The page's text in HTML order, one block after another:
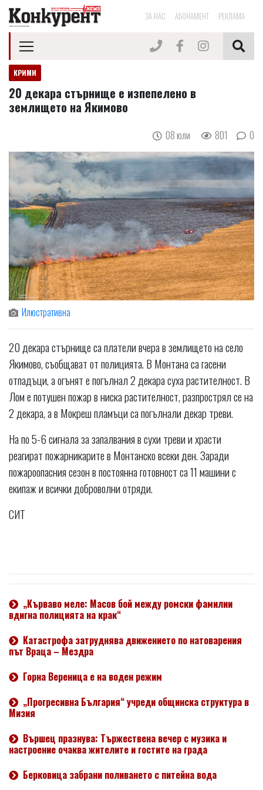
ЗА НАС АБОНАМЕНТ РЕКЛАМА
КРИМИ
20 декара стърнище е изпепелено в
землището на Якимово
08 юли 801 0
Илюстративна
20 декара стърнище са платели вчера в землището на село
Якимово, съобщават от полицията. В Монтана са гасени
отпадъци, а огънят е погълнал 2 декара суха растителност. В
Лом е потушен пожар в ниска растителност, разпрострял се на
2 декара, а в Мокреш пламъци са погълнали декар треви.
На по 5-6 сигнала за запалвания в сухи треви и храсти
реагират пожарникарите в Монтанско всеки ден. Заради
пожароопасния сезон в постоянна готовност са 11 машини с
екипаж и всички доброволни отряди.
СИТ
„Кърваво меле: Масов бой между ромски фамилии
вдигна полицията на крак“
Катастрофа затруднява движението по натоварения
път Враца – Мездра
Горна Вереница е на воден режим
„Прогресивна България“ учреди общинска структура в
Мизия
Вършец празнува: Тържествена вечер с музика и
настроение очаква жителите и гостите на града
Берковица забрани поливането с питейна вода